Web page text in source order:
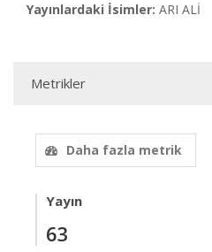
Yayınlardaki İsimler: ARI ALİ
Metrikler
Daha fazla metrik
Yayın
63